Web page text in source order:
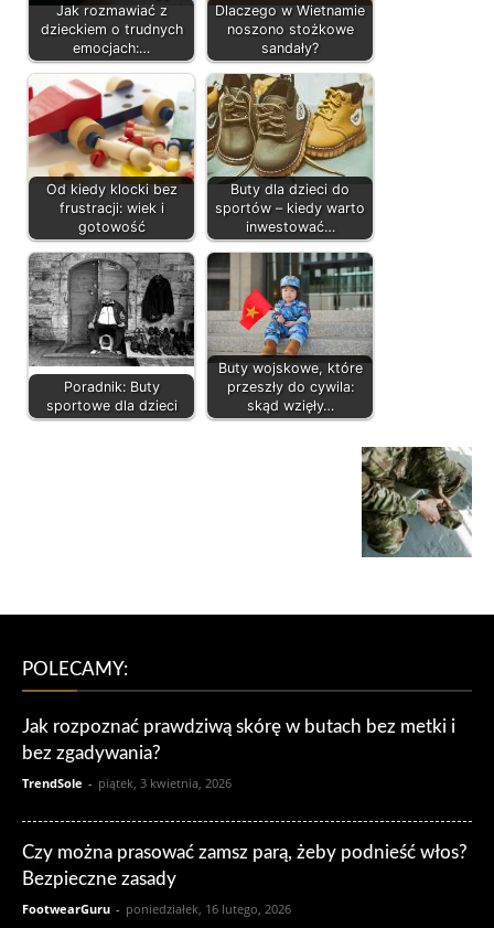
Jak rozmawiać z
dzieckiem o trudnych
emocjach:…
Dlaczego w Wietnamie
noszono stożkowe
sandały?
Od kiedy klocki bez
frustracji: wiek i
gotowość
Buty dla dzieci do
sportów – kiedy warto
inwestować…
Poradnik: Buty
sportowe dla dzieci
Buty wojskowe, które
przeszły do cywila:
skąd wzięły…
POLECAMY:
Jak rozpoznać prawdziwą skórę w butach bez metki i
bez zgadywania?
TrendSole - piątek, 3 kwietnia, 2026
Czy można prasować zamsz parą, żeby podnieść włos?
Bezpieczne zasady
FootwearGuru - poniedziałek, 16 lutego, 2026